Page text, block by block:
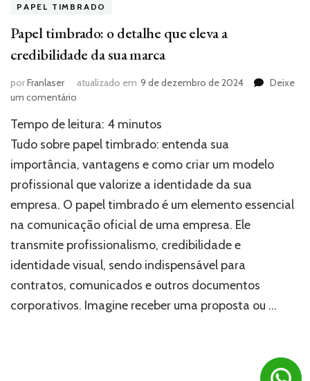
PAPEL TIMBRADO
Papel timbrado: o detalhe que eleva a
credibilidade da sua marca
porFranlaser atualizado em 9 de dezembro de 2024
Deixe
um comentário
timbrado:
o
detalhe
que
eleva
credibilidade
da
sua
marca
Tempo de leitura: 4 minutos
Tudo sobre papel timbrado: entenda sua
importância, vantagens e como criar um modelo
profissional que valorize a identidade da sua
empresa. O papel timbrado é um elemento essencial
na comunicação oficial de uma empresa. Ele
transmite profissionalismo, credibilidade e
identidade visual, sendo indispensável para
contratos, comunicados e outros documentos
corporativos. Imagine receber uma proposta ou …